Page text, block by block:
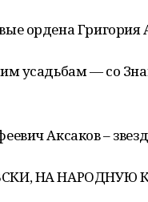
ордена Григория
усадьбам — со
Аксаков –
НА НАРОДНУЮ